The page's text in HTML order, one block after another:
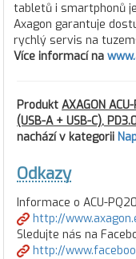
tabletů i smartphonů
Axagon garantuje
rychlý servis na
Více informací na
Produkt AXAGON
(USB-A + USB-C),
nachází v kategorii
Odkazy
Informace o ACU-
http://
Sledujte nás na
http://